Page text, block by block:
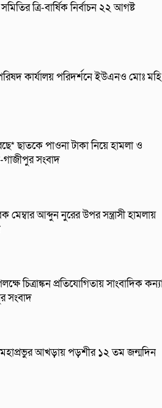
ত্রি-বার্ষিক নির্বাচন ২২ আগষ্ট
কার্যালয় পরিদর্শনে ইউএনও মোঃ মহি
ছাতকে পাওনা টাকা নিয়ে হামলা ও
সংবাদ
আব্দুন নুরের উপর সন্ত্রাসী হামলায়
চিত্রাঙ্কন প্রতিযোগিতায় সাংবাদিক
সংবাদ
আখড়ায় পড়শীর ১২ তম জন্মদিন